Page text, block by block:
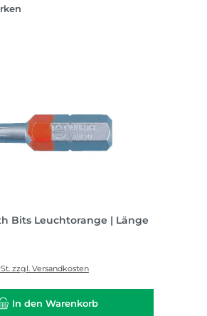
Bits Leuchtorange | Länge
zzgl. Versandkosten
In den Warenkorb